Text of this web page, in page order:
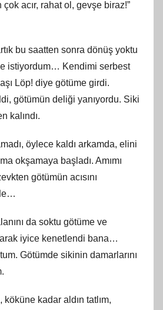
acır, rahat ol, gevşe biraz!”
bu saatten sonra dönüş yoktu
istiyordum… Kendimi serbest
Löp! diye götüme girdi.
götümün deliği yanıyordu. Siki
kalındı.
öylece kaldı arkamda, elini
okşamaya başladı. Amımı
götümün acısını
da soktu götüme ve
iyice kenetlendi bana…
Götümde sikinin damarlarını
köküne kadar aldın tatlım,